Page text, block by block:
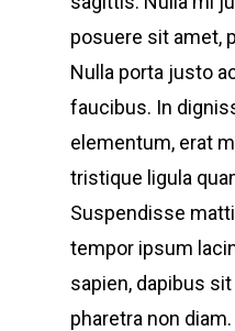
posuere sit amet,
Nulla porta justo
faucibus. In
elementum, erat
tristique ligula
Suspendisse
tempor ipsum
sapien, dapibus
pharetra non